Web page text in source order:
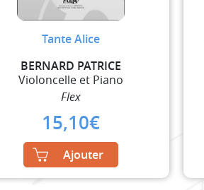
Tante Alice
BERNARD PATRICE
Violoncelle et Piano
Flex
15,10€
Ajouter